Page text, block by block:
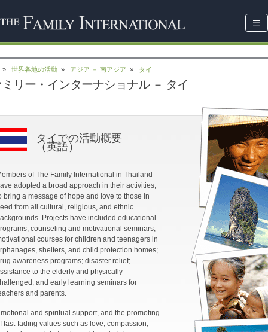
世界各地の活動 » アジア － 南アジア » タイ
リー・インターナショナル － タイ
タイでの活動概要
（英語）
of The Family International in Thailand
adopted a broad approach in their activities,
bring a message of hope and love to those in
from all cultural, religious, and ethnic
Projects have included educational
counseling and motivational seminars;
courses for children and teenagers in
shelters, and child protection homes;
awareness programs; disaster relief;
to the elderly and physically
and early learning seminars for
and parents.
and spiritual support, and the promoting
fast-fading values such as love, compassion,